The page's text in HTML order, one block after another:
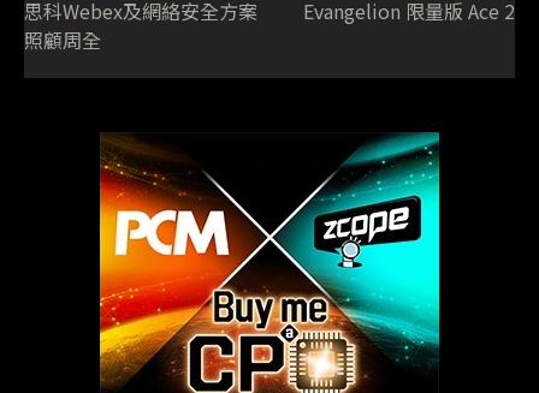
思科Webex及網絡安全方案
照顧周全
Evangelion 限量版 Ace 2